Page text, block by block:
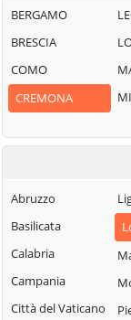
Cantone
Cappella de'
Uniti
Casale Cremasco-
Vidolasco
Casaletto
BERGAMO
BRESCIA
COMO
CREMONA
Abruzzo
Basilicata
Calabria
Campania
Città del Vaticano